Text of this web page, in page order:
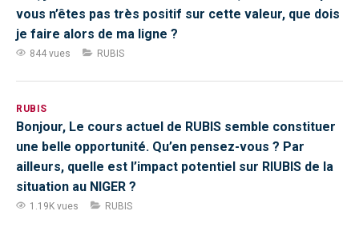
vous n’êtes pas très positif sur cette valeur, que dois
je faire alors de ma ligne ?
844 vues RUBIS
RUBIS
Bonjour, Le cours actuel de RUBIS semble constituer
une belle opportunité. Qu’en pensez-vous ? Par
ailleurs, quelle est l’impact potentiel sur RIUBIS de la
situation au NIGER ?
1.19K vues RUBIS